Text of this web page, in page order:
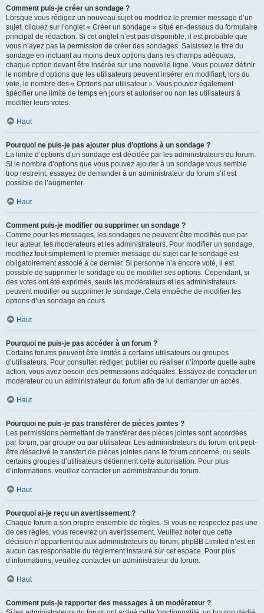
Comment puis-je créer un sondage ?
Lorsque vous rédigez un nouveau sujet ou modifiez le premier message d’un
sujet, cliquez sur l’onglet « Créer un sondage » situé en-dessous du formulaire
principal de rédaction. Si cet onglet n’est pas disponible, il est probable que
vous n’ayez pas la permission de créer des sondages. Saisissez le titre du
sondage en incluant au moins deux options dans les champs adéquats,
chaque option devant être insérée sur une nouvelle ligne. Vous pouvez définir
le nombre d’options que les utilisateurs peuvent insérer en modifiant, lors du
vote, le nombre des « Options par utilisateur ». Vous pouvez également
spécifier une limite de temps en jours et autoriser ou non les utilisateurs à
modifier leurs votes.
Haut
Pourquoi ne puis-je pas ajouter plus d’options à un sondage ?
La limite d’options d’un sondage est décidée par les administrateurs du forum.
Si le nombre d’options que vous pouvez ajouter à un sondage vous semble
trop restreint, essayez de demander à un administrateur du forum s’il est
possible de l’augmenter.
Haut
Comment puis-je modifier ou supprimer un sondage ?
Comme pour les messages, les sondages ne peuvent être modifiés que par
leur auteur, les modérateurs et les administrateurs. Pour modifier un sondage,
modifiez tout simplement le premier message du sujet car le sondage est
obligatoirement associé à ce dernier. Si personne n’a encore voté, il est
possible de supprimer le sondage ou de modifier ses options. Cependant, si
des votes ont été exprimés, seuls les modérateurs et les administrateurs
peuvent modifier ou supprimer le sondage. Cela empêche de modifier les
options d’un sondage en cours.
Haut
Pourquoi ne puis-je pas accéder à un forum ?
Certains forums peuvent être limités à certains utilisateurs ou groupes
d’utilisateurs. Pour consulter, rédiger, publier ou réaliser n’importe quelle autre
action, vous avez besoin des permissions adéquates. Essayez de contacter un
modérateur ou un administrateur du forum afin de lui demander un accès.
Haut
Pourquoi ne puis-je pas transférer de pièces jointes ?
Les permissions permettant de transférer des pièces jointes sont accordées
par forum, par groupe ou par utilisateur. Les administrateurs du forum ont peut-
être désactivé le transfert de pièces jointes dans le forum concerné, ou seuls
certains groupes d’utilisateurs détiennent cette autorisation. Pour plus
d’informations, veuillez contacter un administrateur du forum.
Haut
Pourquoi ai-je reçu un avertissement ?
Chaque forum a son propre ensemble de règles. Si vous ne respectez pas une
de ces règles, vous recevrez un avertissement. Veuillez noter que cette
décision n’appartient qu’aux administrateurs du forum, phpBB Limited n’est en
aucun cas responsable du règlement instauré sur cet espace. Pour plus
d’informations, veuillez contacter un administrateur du forum.
Haut
Comment puis-je rapporter des messages à un modérateur ?